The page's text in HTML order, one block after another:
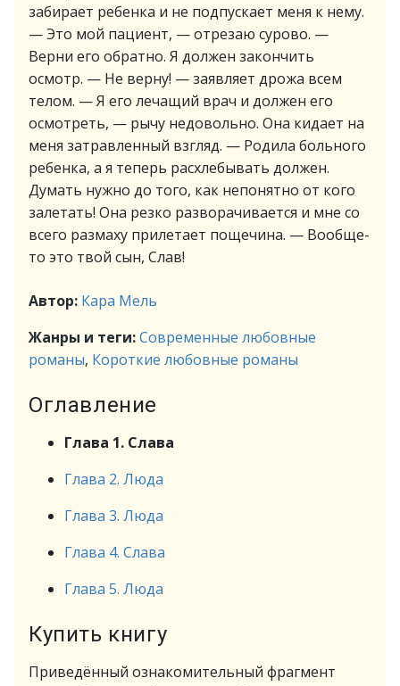
забирает ребенка и не подпускает меня к нему.
— Это мой пациент, — отрезаю сурово. —
Верни его обратно. Я должен закончить
осмотр. — Не верну! — заявляет дрожа всем
телом. — Я его лечащий врач и должен его
осмотреть, — рычу недовольно. Она кидает на
меня затравленный взгляд. — Родила больного
ребенка, а я теперь расхлебывать должен.
Думать нужно до того, как непонятно от кого
залетать! Она резко разворачивается и мне со
всего размаху прилетает пощечина. — Вообще-
то это твой сын, Слав!
Автор: Кара Мель
Жанры и теги:Современные любовные
романы, Короткие любовные романы
Оглавление
Глава 1. Слава
Глава 2. Люда
Глава 3. Люда
Глава 4. Слава
Глава 5. Люда
Купить книгу
Приведённый ознакомительный фрагмент